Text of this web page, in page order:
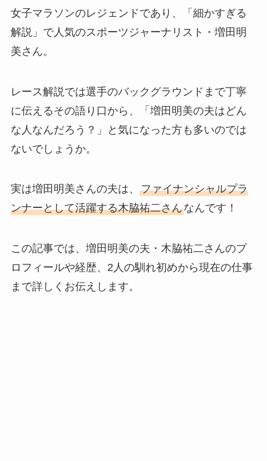
女子マラソンのレジェンドであり、「細かすぎる
解説」で人気のスポーツジャーナリスト・増田明
美さん。
レース解説では選手のバックグラウンドまで丁寧
に伝えるその語り口から、「増田明美の夫はどん
な人なんだろう？」と気になった方も多いのでは
ないでしょうか。
実は増田明美さんの夫は、 ファイナンシャルプラ
ンナーとして活躍する木脇祐二さんなんです！
この記事では、増田明美の夫・木脇祐二さんのプ
ロフィールや経歴、2人の馴れ初めから現在の仕事
まで詳しくお伝えします。